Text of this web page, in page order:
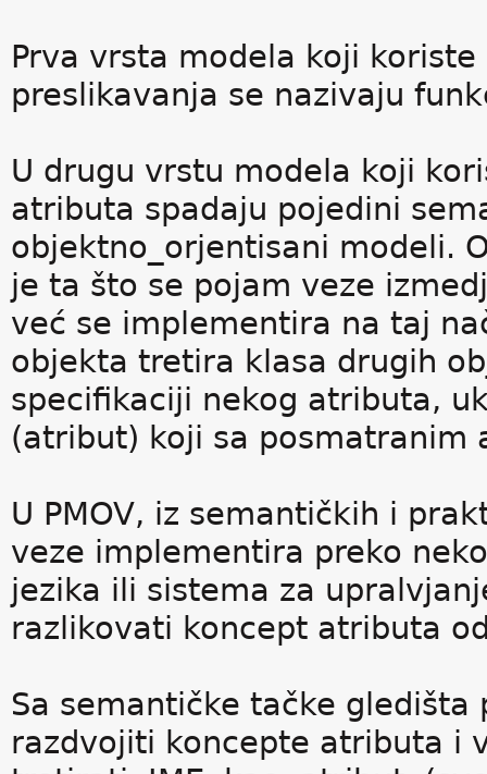
Prva vrsta modela koji
preslikavanja se nazivaju
U drugu vrstu modela koji
atributa spadaju pojedini
objektno_orjentisani modeli.
je ta što se pojam veze
već se implementira na taj
objekta tretira klasa drugih
specifikaciji nekog atributa,
(atribut) koji sa posmatranim
U PMOV, iz semantičkih i
veze implementira preko
jezika ili sistema za
razlikovati koncept atributa
Sa semantičke tačke
razdvojiti koncepte atributa i